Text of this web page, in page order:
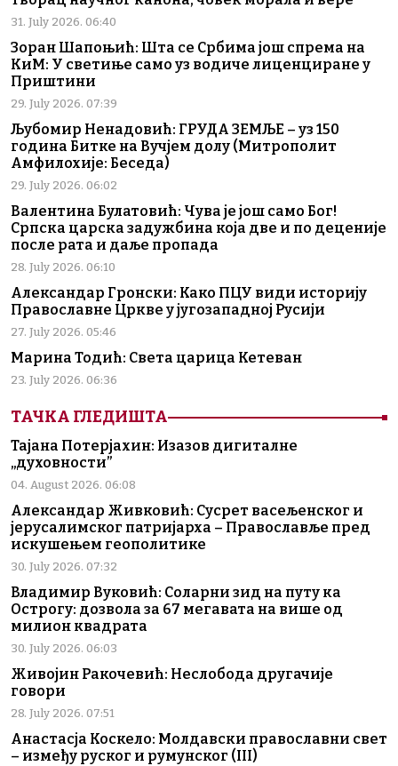
31. July 2026. 06:40
Зоран Шапоњић: Шта се Србима још спрема на
КиМ: У светиње само уз водиче лиценциране у
Приштини
29. July 2026. 07:39
Љубомир Ненадовић: ГРУДА ЗЕМЉЕ – уз 150
година Битке на Вучјем долу (Митрополит
Амфилохије: Беседа)
29. July 2026. 06:02
Валентина Булатовић: Чува је још само Бог!
Српска царска задужбина која две и по деценије
после рата и даље пропада
28. July 2026. 06:10
Александар Гронски: Како ПЦУ види историју
Православне Цркве у југозападној Русији
27. July 2026. 05:46
Марина Тодић: Света царица Кетеван
23. July 2026. 06:36
ТАЧКА ГЛЕДИШТА
Тајана Потерјахин: Изазов дигиталне
„духовности”
04. August 2026. 06:08
Александар Живковић: Сусрет васељенског и
јерусалимског патријарха – Православље пред
искушењем геополитике
30. July 2026. 07:32
Владимир Вуковић: Соларни зид на путу ка
Острогу: дозвола за 67 мегавата на више од
милион квадрата
30. July 2026. 06:03
Живојин Ракочевић: Неслобода другачије
говори
28. July 2026. 07:51
Анастасја Коскело: Молдавски православни свет
– између руског и румунског (III)